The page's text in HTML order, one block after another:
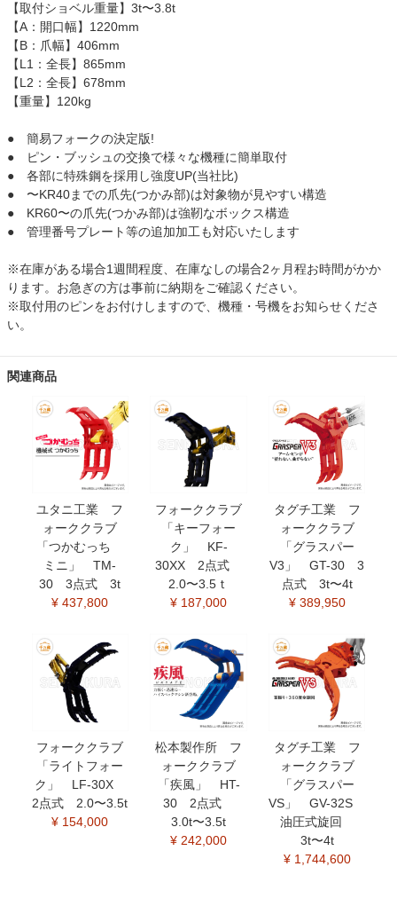
【取付ショベル重量】3t〜3.8t
【A：開口幅】1220mm
【B：爪幅】406mm
【L1：全長】865mm
【L2：全長】678mm
【重量】120kg
● 簡易フォークの決定版!
● ピン・ブッシュの交換で様々な機種に簡単取付
● 各部に特殊鋼を採用し強度UP(当社比)
● 〜KR40までの爪先(つかみ部)は対象物が見やすい構造
● KR60〜の爪先(つかみ部)は強靭なボックス構造
● 管理番号プレート等の追加加工も対応いたします
※在庫がある場合1週間程度、在庫なしの場合2ヶ月程お時間がかか
ります。お急ぎの方は事前に納期をご確認ください。
※取付用のピンをお付けしますので、機種・号機をお知らせくださ
い。
関連商品
ユタニ工業 フ
ォーククラブ
「つかむっち
ミニ」 TM-
30 3点式 3t
¥ 437,800
フォーククラブ
「キーフォー
ク」 KF-
30XX 2点式
2.0〜3.5ｔ
¥ 187,000
タグチ工業 フ
ォーククラブ
「グラスパー
V3」 GT-30 3
点式 3t〜4t
¥ 389,950
フォーククラブ
「ライトフォー
ク」 LF-30X
2点式 2.0〜3.5t
¥ 154,000
松本製作所 フ
ォーククラブ
「疾風」 HT-
30 2点式
3.0t〜3.5t
¥ 242,000
タグチ工業 フ
ォーククラブ
「グラスパー
VS」 GV-32S
油圧式旋回
3t〜4t
¥ 1,744,600